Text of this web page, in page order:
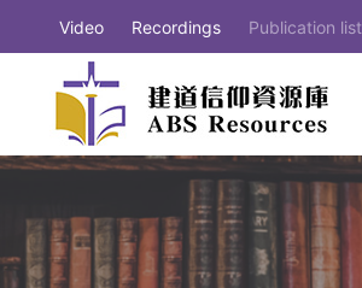
Video Recordings Publication list